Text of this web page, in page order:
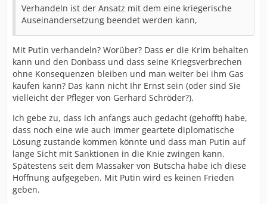
Verhandeln ist der Ansatz mit dem eine kriegerische
Auseinandersetzung beendet werden kann,
Mit Putin verhandeln? Worüber? Dass er die Krim behalten
kann und den Donbass und dass seine Kriegsverbrechen
ohne Konsequenzen bleiben und man weiter bei ihm Gas
kaufen kann? Das kann nicht Ihr Ernst sein (oder sind Sie
vielleicht der Pfleger von Gerhard Schröder?).
Ich gebe zu, dass ich anfangs auch gedacht (gehofft) habe,
dass noch eine wie auch immer geartete diplomatische
Lösung zustande kommen könnte und dass man Putin auf
lange Sicht mit Sanktionen in die Knie zwingen kann.
Spätestens seit dem Massaker von Butscha habe ich diese
Hoffnung aufgegeben. Mit Putin wird es keinen Frieden
geben.